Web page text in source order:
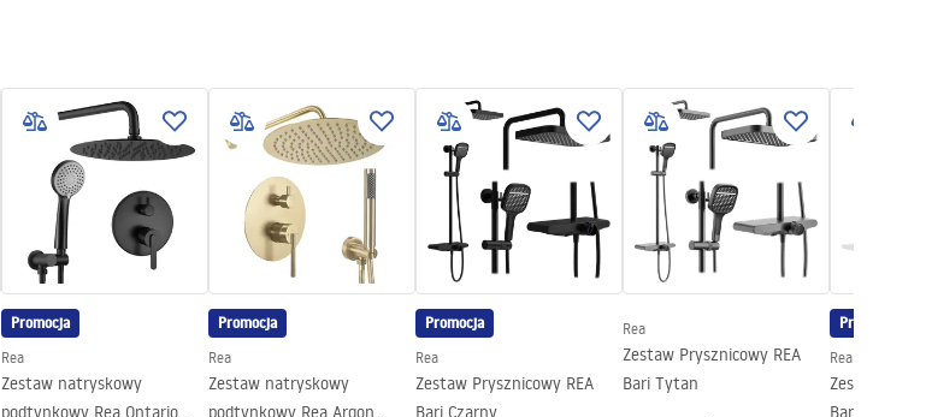
Promocja
Rea
Zestaw natryskowy
podtynkowy Rea Ontario
Promocja
Rea
Zestaw natryskowy
podtynkowy Rea Argon
Promocja
Rea
Zestaw Prysznicowy REA
Bari Czarny
Rea
Zestaw Prysznicowy REA
Bari Tytan
Promocja
Rea
Zestaw
Bari Biały